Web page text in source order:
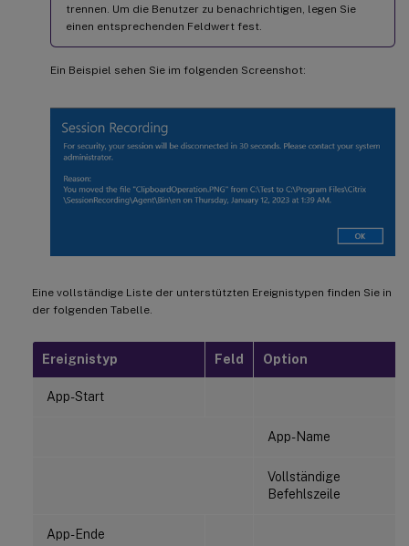
trennen. Um die Benutzer zu benachrichtigen, legen Sie
einen entsprechenden Feldwert fest.
Ein Beispiel sehen Sie im folgenden Screenshot:
Eine vollständige Liste der unterstützten Ereignistypen finden Sie in
der folgenden Tabelle.
Ereignistyp Feld Option
App-Start
App-Name
Vollständige
Befehlszeile
App-Ende